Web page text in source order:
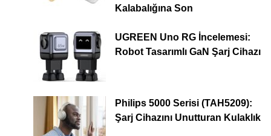
Kalabalığına Son
UGREEN Uno RG İncelemesi:
Robot Tasarımlı GaN Şarj Cihazı
Philips 5000 Serisi (TAH5209):
Şarj Cihazını Unutturan Kulaklık